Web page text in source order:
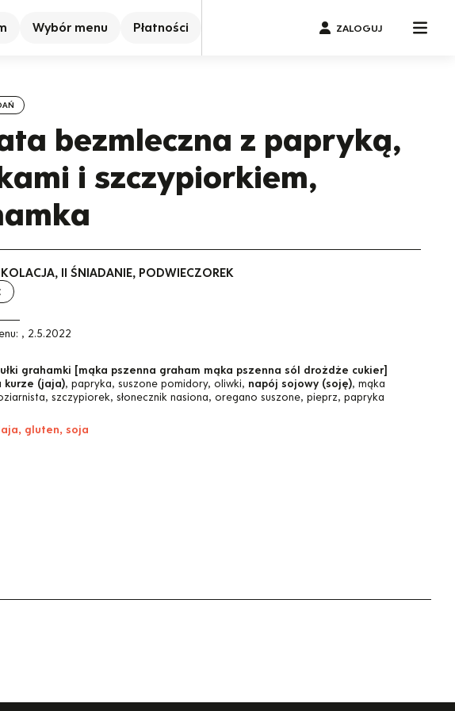
Wybór menu Płatności ZALOGUJ
bezmleczna z papryką,
i szczypiorkiem,
II ŚNIADANIE, PODWIECZOREK
, 2.5.2022
grahamki [mąka pszenna graham mąka pszenna sól drożdże cukier]
kurze (jaja), papryka, suszone pomidory, oliwki, napój sojowy (soję), mąka
szczypiorek, słonecznik nasiona, oregano suszone, pieprz, papryka
gluten, soja